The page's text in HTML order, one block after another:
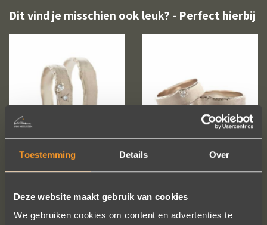
Toestemming Details Over
Deze website maakt gebruik van cookies
We gebruiken cookies om content en advertenties te
Dit vind je misschien ook leuk? - Perfect hierbij